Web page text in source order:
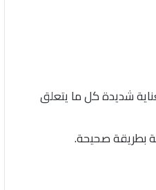
شديدة كل ما يتعلق
بطريقة صحيحة.